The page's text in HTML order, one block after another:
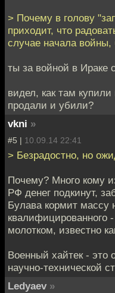
> Почему в голову
приходит, что
случае начала войны,
ты за войной в Ираке
видел, как там
продали и убили?
vkni »
#5 | 10.09.14 22:41
> Безрадостно, но
Почему? Много кому
РФ денег подкинут,
Булава кормит массу
квалифицированного
молотком, известно
Военный хайтек - это
научно-технической
Ledyaev »